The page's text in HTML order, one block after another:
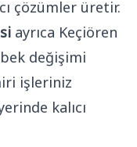
çözümler üretir.
ayrıca Keçiören
değişimi
işleriniz
kalıcı